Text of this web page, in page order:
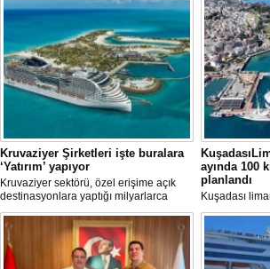
Kruvaziyer Şirketleri işte buralara
‘Yatırım’ yapıyor
Kruvaziyer sektörü, özel erişime açık
destinasyonlara yaptığı milyarlarca
dolarlık yatırımlarla tatil deneyimini gemi
dışına taşıyor. Özel adalar, beach
club'lar, su parkları ve lüks villalar artık
şirketlerin en stratejik gelir kaynakları
arasında yer alıyor.
ayında 100
planlandı
Kuşadası
farklı
uğrayacak.
olduğu